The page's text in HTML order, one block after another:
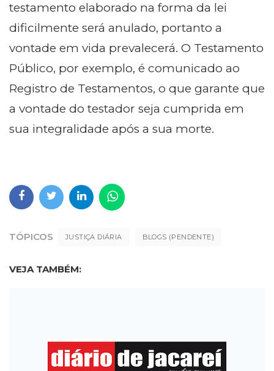
testamento elaborado na forma da lei
dificilmente será anulado, portanto a
vontade em vida prevalecerá. O Testamento
Público, por exemplo, é comunicado ao
Registro de Testamentos, o que garante que
a vontade do testador seja cumprida em
sua integralidade após a sua morte.
TÓPICOS JUSTIÇA DIÁRIA BLOGS (PENDENTE)
VEJA TAMBÉM: